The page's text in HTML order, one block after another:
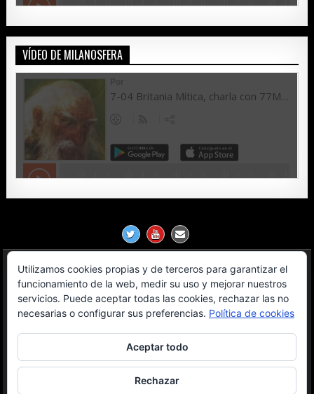
VÍDEO DE MILANOSFERA
Política de Privacidad
Aviso Legal
Contacto
OGL License
Utilizamos cookies propias y de terceros para garantizar el
funcionamiento de la web, medir su uso y mejorar nuestros
servicios. Puede aceptar todas las cookies, rechazar las no
necesarias o configurar sus preferencias. Política de cookies
Aceptar todo
Rechazar